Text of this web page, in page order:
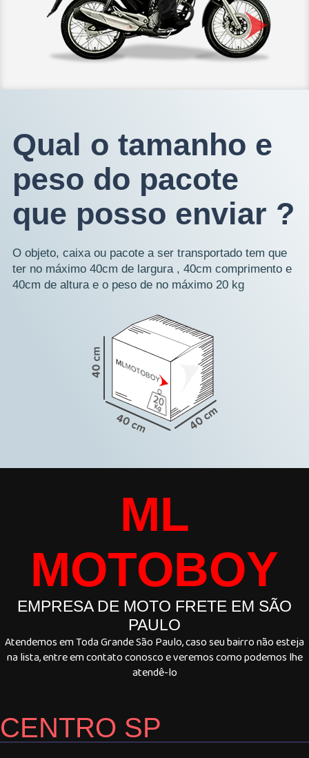
Qual o tamanho e
peso do pacote
que posso enviar ?
O objeto, caixa ou pacote a ser transportado tem que
ter no máximo 40cm de largura , 40cm comprimento e
40cm de altura e o peso de no máximo 20 kg
ML
MOTOBOY
EMPRESA DE MOTO FRETE EM SÃO
PAULO
Atendemos em Toda Grande São Paulo, caso seu bairro não esteja
na lista, entre em contato conosco e veremos como podemos lhe
atendê-lo
CENTRO SP